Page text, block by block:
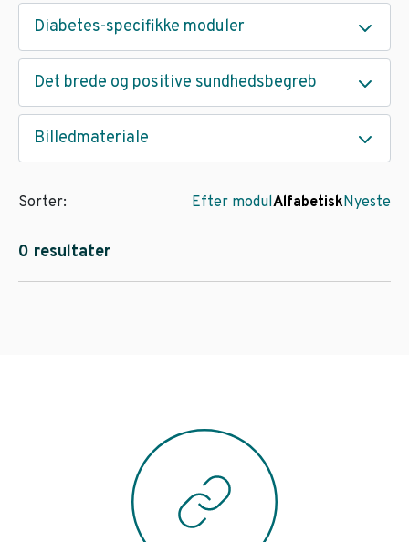
Diabetes-specifikke moduler
Det brede og positive sundhedsbegreb
Billedmateriale
0 resultater
Sorter: Efter modulAlfabetiskNyeste